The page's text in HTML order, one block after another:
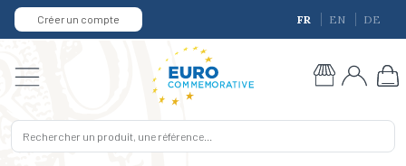
Créer un compte FR EN DE